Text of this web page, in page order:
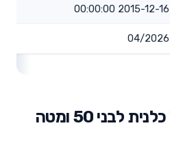
2015-12-16 00:00:00
04/2026
50 ומטה